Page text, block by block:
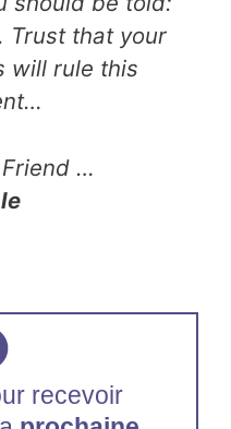
Trust that your
will rule this
…
recevoir